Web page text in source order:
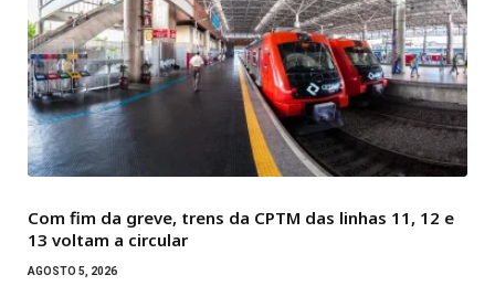
Com fim da greve, trens da CPTM das linhas 11, 12 e
13 voltam a circular
AGOSTO 5, 2026